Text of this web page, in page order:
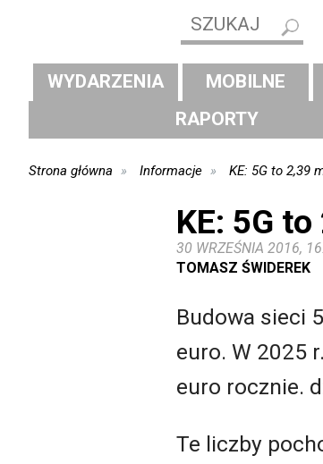
WYDARZENIA MOBILNE
RAPORTY
Strona główna Informacje KE: 5G to 2,39
KE: 5G
30 WRZEŚNIA 2016,
TOMASZ ŚWIDEREK
Budowa sieci
euro. W 2025
euro rocznie.
Te liczby